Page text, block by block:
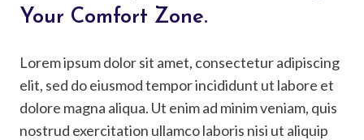
Your Comfort Zone.
Lorem ipsum dolor sit amet, consectetur adipiscing
elit, sed do eiusmod tempor incididunt ut labore et
dolore magna aliqua. Ut enim ad minim veniam, quis
nostrud exercitation ullamco laboris nisi ut aliquip